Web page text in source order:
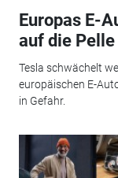
Europas E-
auf die Pelle
Tesla schwächelt
europäischen E-
in Gefahr.